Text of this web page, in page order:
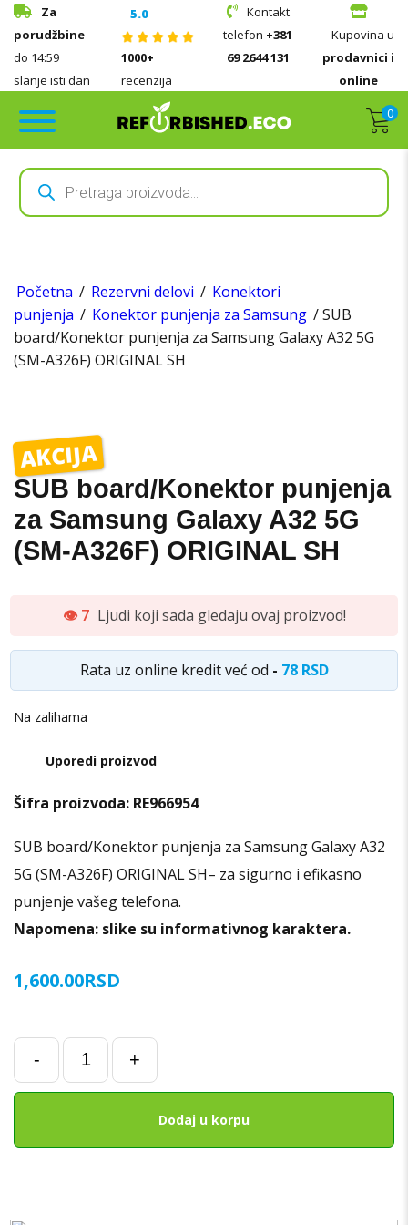
Za
porudžbine
do 14:59
slanje isti dan
5.0
1000+
recenzija
Kontakt
telefon +381
69 2644 131
Kupovina u
prodavnici i
online
0
Products
search
Početna / Rezervni delovi / Konektori
punjenja / Konektor punjenja za Samsung / SUB
board/Konektor punjenja za Samsung Galaxy A32 5G
(SM-A326F) ORIGINAL SH
👁️ 7 Ljudi koji sada gledaju ovaj proizvod!
Rata uz online kredit već od - 78 RSD
AKCIJA
SUB board/Konektor punjenja
za Samsung Galaxy A32 5G
(SM-A326F) ORIGINAL SH
1,600.00RSD
Na zalihama
SUB board/Konektor punjenja za Samsung Galaxy A32
5G (SM-A326F) ORIGINAL SH– za sigurno i efikasno
punjenje vašeg telefona.
Napomena: slike su informativnog karaktera.
-
SUB
board/Konektor
punjenja
+
Dodaj u korpu
Uporedi proizvod
Šifra proizvoda: RE966954